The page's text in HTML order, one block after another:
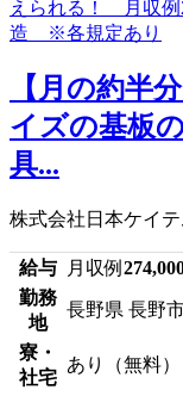
【月の約半
イズの基板
具...
株式会社日本ケイテ
給与 月収例
勤務
地
長野県 長野
寮・
社宅
あり（無料）